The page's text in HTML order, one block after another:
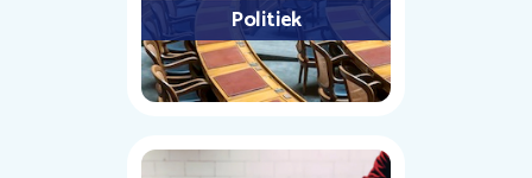
Politiek